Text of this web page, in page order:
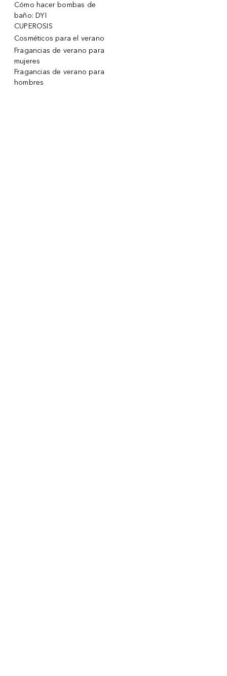
Cómo hacer bombas de
baño: DYI
CUPEROSIS
Cosméticos para el verano
Fragancias de verano para
mujeres
Fragancias de verano para
hombres